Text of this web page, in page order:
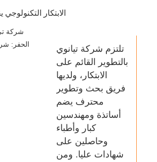
الابتكار
تلتزم شركة تيانوي
بالتطوير القائم على
الابتكار، ولديها
فريق بحث وتطوير
محترف يضم
أساتذة ومهندسين
كبار وأطباء
وحاصلين على
شهادات عليا. ومن